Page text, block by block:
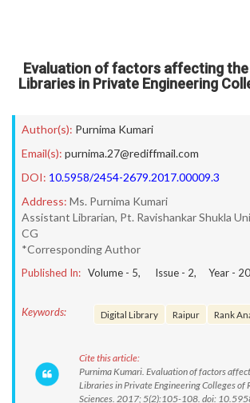
Evaluation of factors affecting the
Libraries in Private Engineering
Author(s): Purnima Kumari
Email(s): purnima.27@rediffmail.com
DOI: 10.5958/2454-2679.2017.00009.3
Address: Ms. Purnima Kumari
Assistant Librarian, Pt. Ravishankar Shukla
CG
*Corresponding Author
Published In: Volume - 5, Issue - 2, Year -
Keywords: Digital Library Raipur Rank
Cite this article:
Purnima Kumari. Evaluation of factors
Libraries in Private Engineering Colleges of
Sciences. 2017; 5(2):105-108. doi: